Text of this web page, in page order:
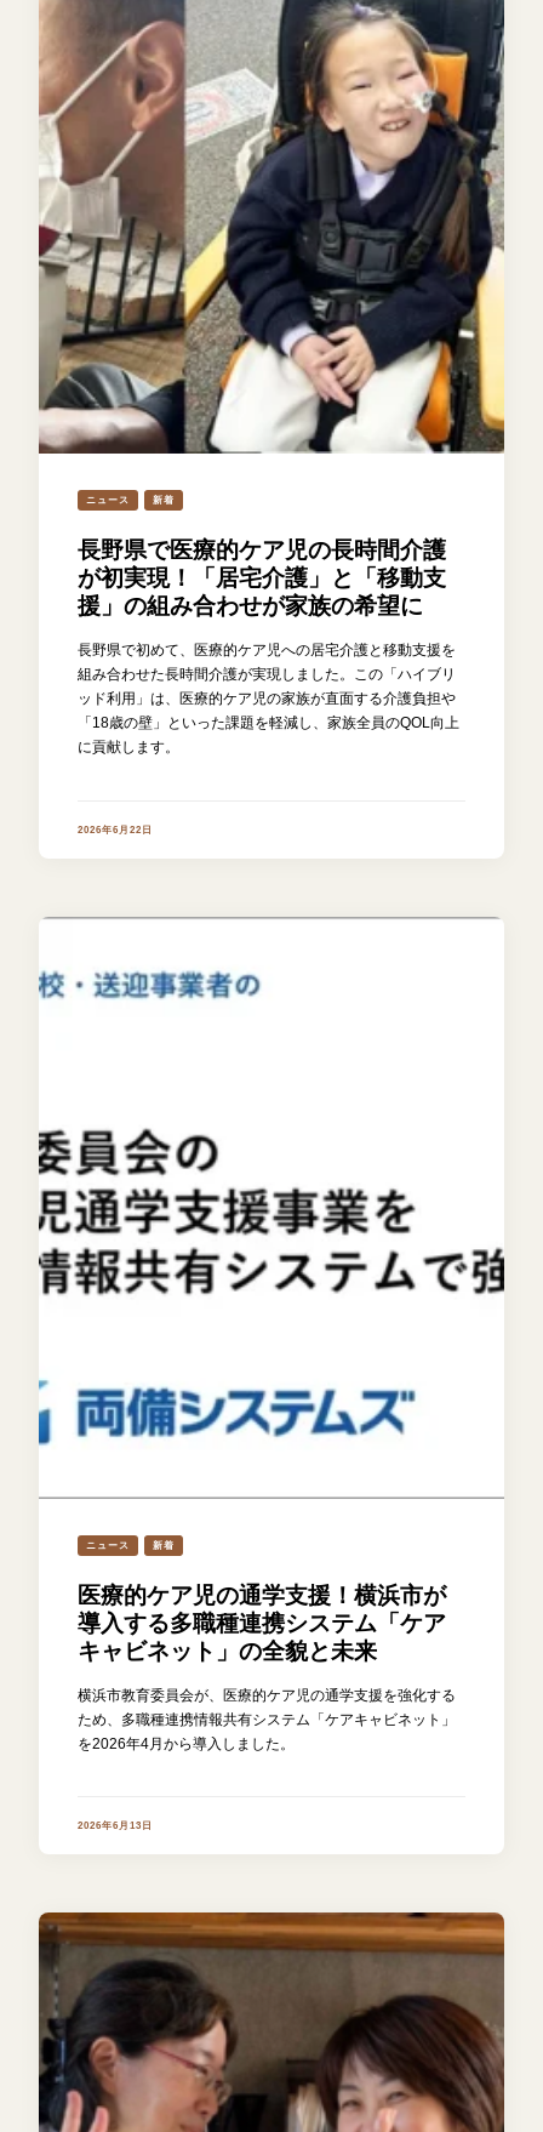
ニュース 新着
長野県で医療的ケア児の長時間介護
が初実現！「居宅介護」と「移動支
援」の組み合わせが家族の希望に
長野県で初めて、医療的ケア児への居宅介護と移動支援を
組み合わせた長時間介護が実現しました。この「ハイブリ
ッド利用」は、医療的ケア児の家族が直面する介護負担や
「18歳の壁」といった課題を軽減し、家族全員のQOL向上
に貢献します。
2026年6月22日
ニュース 新着
医療的ケア児の通学支援！横浜市が
導入する多職種連携システム「ケア
キャビネット」の全貌と未来
横浜市教育委員会が、医療的ケア児の通学支援を強化する
ため、多職種連携情報共有システム「ケアキャビネット」
を2026年4月から導入しました。
2026年6月13日